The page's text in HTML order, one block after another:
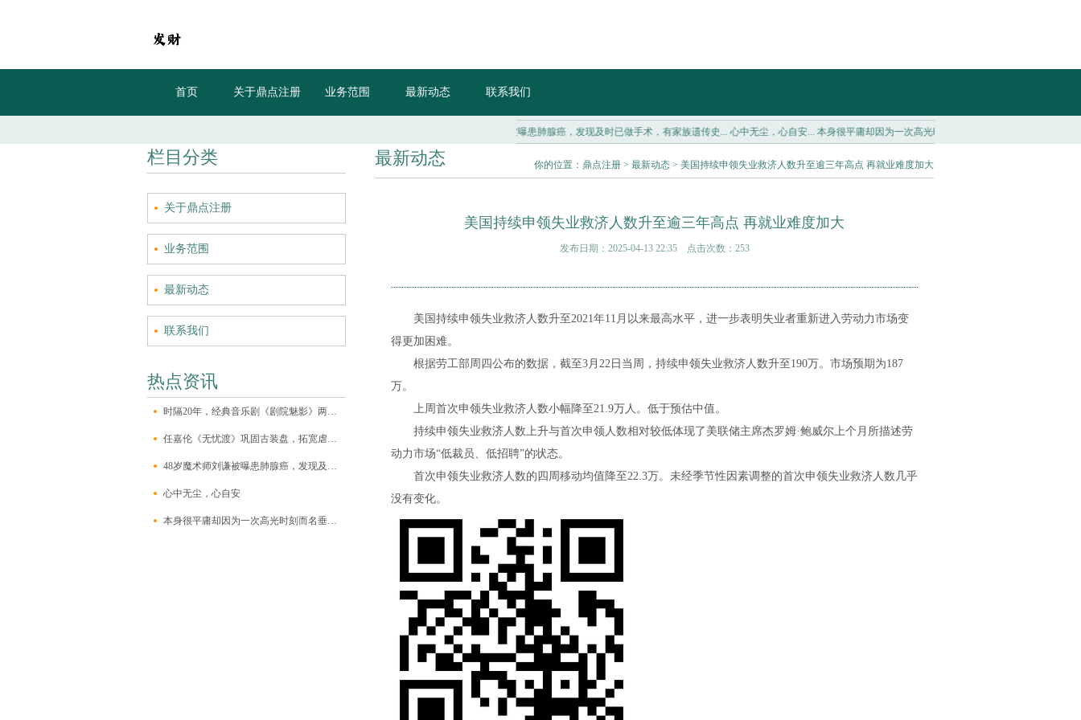
首页 关于鼎点注册 业务范围 最新动态 联系我们
48岁魔术师刘谦被曝患肺腺癌，发现及时已做手术，有家族遗传史... 心中无尘，心自安... 本身很平庸却因为一次高光时刻而名垂千古的史上十二大牛人！_
栏目分类
关于鼎点注册
业务范围
最新动态
联系我们
热点资讯
时隔20年，经典音乐剧《剧院魅影》两代克里斯汀同台
任嘉伦《无忧渡》巩固古装盘，拓宽虐恋悬疑新戏路
48岁魔术师刘谦被曝患肺腺癌，发现及时已做手术，有家族遗传史
心中无尘，心自安
本身很平庸却因为一次高光时刻而名垂千古的史上十二大牛人！_张飞_岳飞_隗顺
最新动态 你的位置： 鼎点注册 > 最新动态 > 美国持续申领失业救济人数升至逾三年高点 再就业难度加大
美国持续申领失业救济人数升至逾三年高点 再就业难度加大
发布日期：2025-04-13 22:35 点击次数：253
美国持续申领失业救济人数升至2021年11月以来最高水平，进一步表明失业者重新进入劳动力市场变
得更加困难。
根据劳工部周四公布的数据，截至3月22日当周，持续申领失业救济人数升至190万。市场预期为187
万。
上周首次申领失业救济人数小幅降至21.9万人。低于预估中值。
持续申领失业救济人数上升与首次申领人数相对较低体现了美联储主席杰罗姆·鲍威尔上个月所描述劳
动力市场“低裁员、低招聘”的状态。
首次申领失业救济人数的四周移动均值降至22.3万。未经季节性因素调整的首次申领失业救济人数几乎
没有变化。